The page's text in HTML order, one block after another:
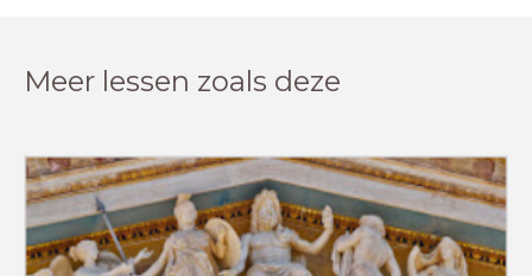
Meer lessen zoals deze